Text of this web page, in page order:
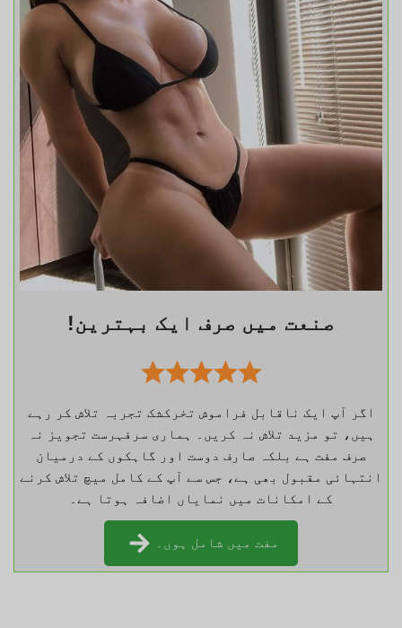
صنعت میں صرف ایک بہترین!
اگر آپ ایک ناقابل فراموش تخرکشک تجربہ تلاش کر رہے
ہیں، تو مزید تلاش نہ کریں۔ ہماری سرفہرست تجویز نہ
صرف مفت ہے بلکہ صارف دوست اور گاہکوں کے درمیان
انتہائی مقبول بھی ہے، جس سے آپ کے کامل میچ تلاش کرنے
کے امکانات میں نمایاں اضافہ ہوتا ہے۔
مفت میں شامل ہوں۔